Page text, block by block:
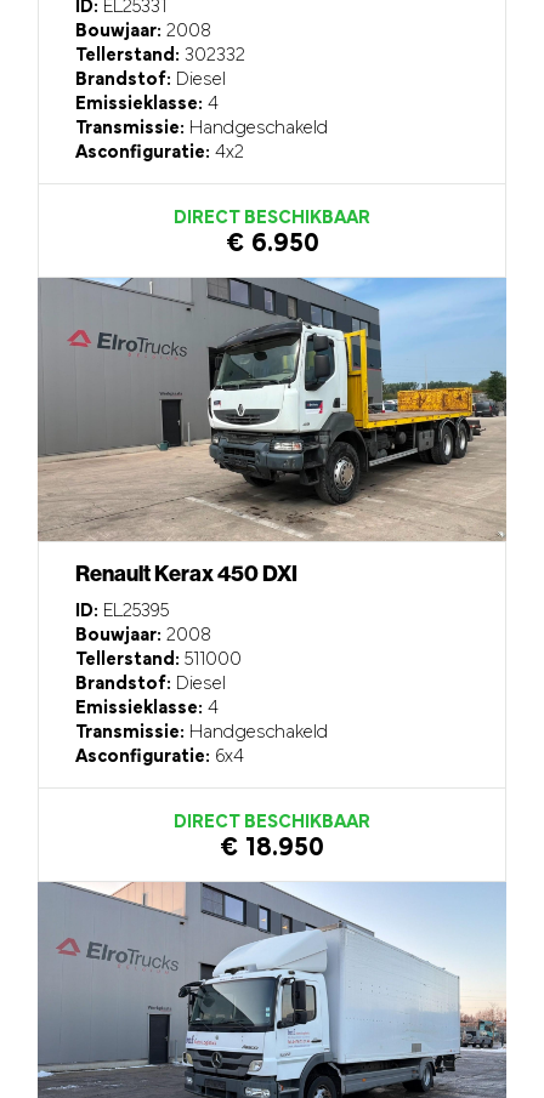
ID: EL25331
Bouwjaar: 2008
Tellerstand: 302332
Brandstof: Diesel
Emissieklasse: 4
Transmissie: Handgeschakeld
Asconfiguratie: 4x2
DIRECT BESCHIKBAAR
€ 6.950
Renault Kerax 450 DXI
ID: EL25395
Bouwjaar: 2008
Tellerstand: 511000
Brandstof: Diesel
Emissieklasse: 4
Transmissie: Handgeschakeld
Asconfiguratie: 6x4
DIRECT BESCHIKBAAR
€ 18.950